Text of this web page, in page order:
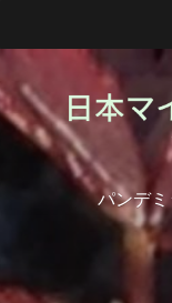
パンデ